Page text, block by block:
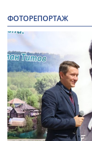
ФОТОРЕПОРТАЖ